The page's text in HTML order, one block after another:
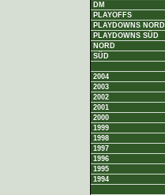
DM
PLAYOFFS
PLAYDOWNS NORD
PLAYDOWNS SÜD
NORD
SÜD
2004
2003
2002
2001
2000
1999
1998
1997
1996
1995
1994